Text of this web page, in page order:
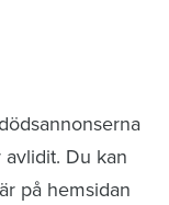
Du kan
på hemsidan